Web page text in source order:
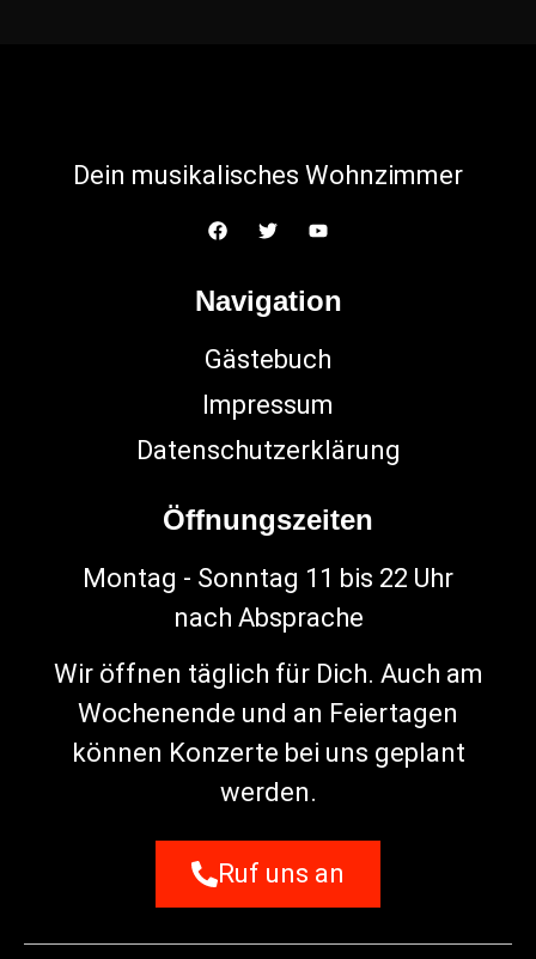
Dein musikalisches Wohnzimmer
Navigation
Gästebuch
Impressum
Datenschutzerklärung
Öffnungszeiten
Montag - Sonntag 11 bis 22 Uhr
nach Absprache
Wir öffnen täglich für Dich. Auch am
Wochenende und an Feiertagen
können Konzerte bei uns geplant
werden.
Ruf uns an